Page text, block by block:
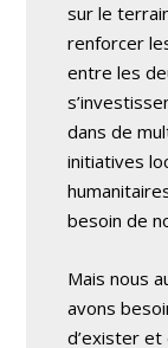
sur le
renforcer
entre les
dans de
initiatives
besoin de
Mais nous
avons
d’exister